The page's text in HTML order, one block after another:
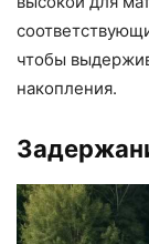
чтобы
накопления.